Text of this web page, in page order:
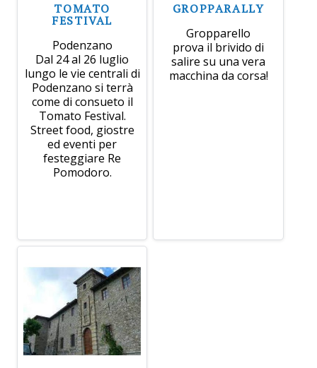
TOMATO
FESTIVAL
Podenzano
Dal 24 al 26 luglio
lungo le vie centrali di
Podenzano si terrà
come di consueto il
Tomato Festival.
Street food, giostre
ed eventi per
festeggiare Re
Pomodoro.
GROPPARALLY
Gropparello
prova il brivido di
salire su una vera
macchina da corsa!